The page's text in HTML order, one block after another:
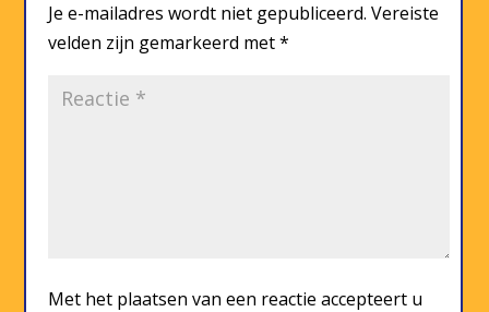
Je e-mailadres wordt niet gepubliceerd. Vereiste
velden zijn gemarkeerd met*
Met het plaatsen van een reactie accepteert u